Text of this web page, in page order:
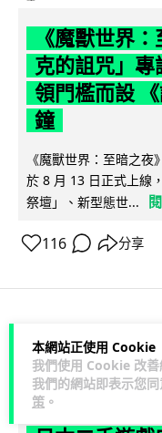
本網站正使用 Cookie
我們使用 Cookie 改
我們的網站即表示您
策 。
《魔獸世界
克的詛咒」
領門檻而設
鐘
《魔獸世界：至暗之
於 8 月 13 日正式上線
祭壇」、新型態世...
116 分享
科技娛樂 遊戲情報
Lawton 2 日